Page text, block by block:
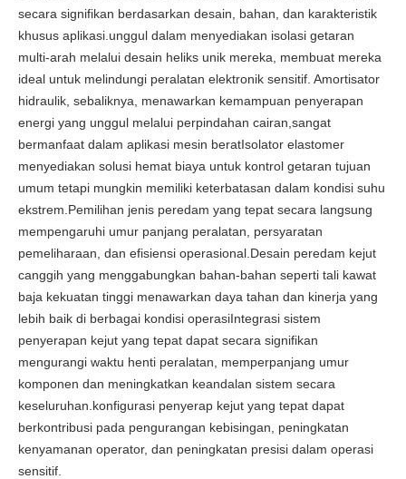
secara signifikan berdasarkan desain, bahan, dan karakteristik
khusus aplikasi.unggul dalam menyediakan isolasi getaran
multi-arah melalui desain heliks unik mereka, membuat mereka
ideal untuk melindungi peralatan elektronik sensitif. Amortisator
hidraulik, sebaliknya, menawarkan kemampuan penyerapan
energi yang unggul melalui perpindahan cairan,sangat
bermanfaat dalam aplikasi mesin beratIsolator elastomer
menyediakan solusi hemat biaya untuk kontrol getaran tujuan
umum tetapi mungkin memiliki keterbatasan dalam kondisi suhu
ekstrem.Pemilihan jenis peredam yang tepat secara langsung
mempengaruhi umur panjang peralatan, persyaratan
pemeliharaan, dan efisiensi operasional.Desain peredam kejut
canggih yang menggabungkan bahan-bahan seperti tali kawat
baja kekuatan tinggi menawarkan daya tahan dan kinerja yang
lebih baik di berbagai kondisi operasiIntegrasi sistem
penyerapan kejut yang tepat dapat secara signifikan
mengurangi waktu henti peralatan, memperpanjang umur
komponen dan meningkatkan keandalan sistem secara
keseluruhan.konfigurasi penyerap kejut yang tepat dapat
berkontribusi pada pengurangan kebisingan, peningkatan
kenyamanan operator, dan peningkatan presisi dalam operasi
sensitif.